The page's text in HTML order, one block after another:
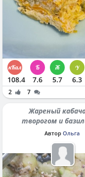
108.4 7.6 5.7 6.3
2 7
Жареный кабачок с
творогом и
Автор Ольга